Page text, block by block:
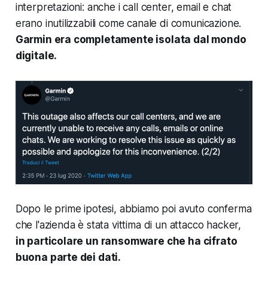
interpretazioni: anche i call center, email e chat
erano inutilizzabili come canale di comunicazione.
Garmin era completamente isolata dal mondo
digitale.
Dopo le prime ipotesi, abbiamo poi avuto conferma
che l'azienda è stata vittima di un attacco hacker,
in particolare un ransomware che ha cifrato
buona parte dei dati.